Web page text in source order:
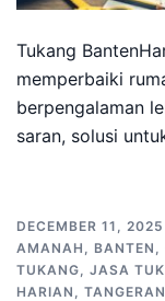
Tukang
memperbaiki
berpengalaman
saran, solusi
DECEMBER 11, 2025
AMANAH , BANTEN ,
TUKANG, JASA
HARIAN ,